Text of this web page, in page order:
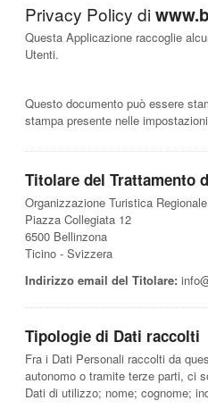
Privacy Policy di
Questa Applicazione raccoglie
Utenti.
Questo documento può essere
stampa presente nelle
Titolare del Trattamento
Organizzazione Turistica
Piazza Collegiata 12
6500 Bellinzona
Ticino - Svizzera
Indirizzo email del Titolare:
Tipologie di Dati raccolti
Fra i Dati Personali raccolti da
autonomo o tramite terze parti, ci
Dati di utilizzo; nome; cognome;